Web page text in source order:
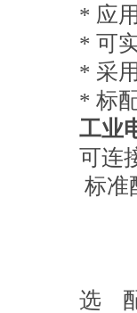
* 应
* 可
* 采
* 标
工业
可连
标准
选 配